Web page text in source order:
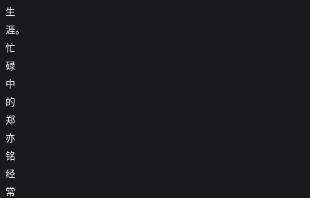
生
涯。
忙
碌
中
的
郑
亦
铭
经
常